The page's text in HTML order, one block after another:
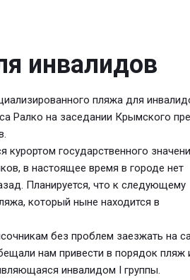
инвалидов
пляжа для
Ралко на заседании Крымского
государственного
в настоящее время в городе нет
Планируется, что к следующему
который ныне находится в
без проблем заезжать на
нам привести в порядок пляж
инвалидом I группы.